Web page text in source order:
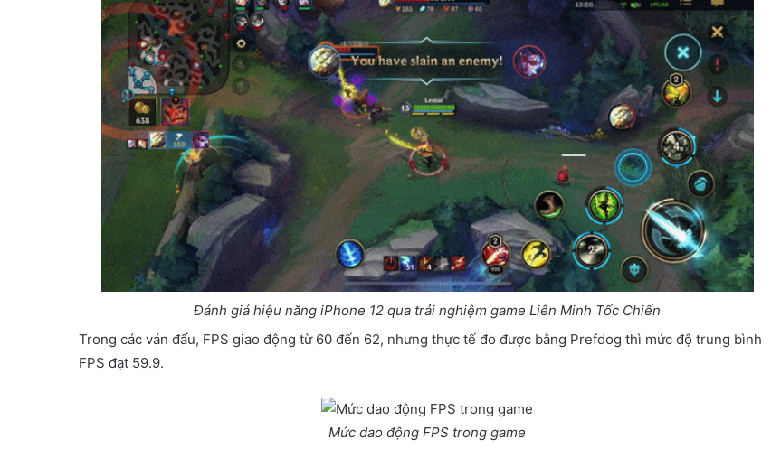
Đánh giá hiệu năng iPhone 12 qua trải nghiệm game Liên Minh Tốc Chiến
Trong các ván đấu, FPS giao động từ 60 đến 62, nhưng thực tế đo được bằng Prefdog thì mức độ trung bình
FPS đạt 59.9.
Mức dao động FPS trong game